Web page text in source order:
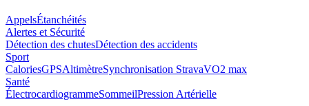
AppelsÉtanchéités
Alertes et Sécurité
Détection des chutesDétection des accidents
Sport
CaloriesGPSAltimètreSynchronisation StravaVO2 max
Santé
ÉlectrocardiogrammeSommeilPression Artérielle